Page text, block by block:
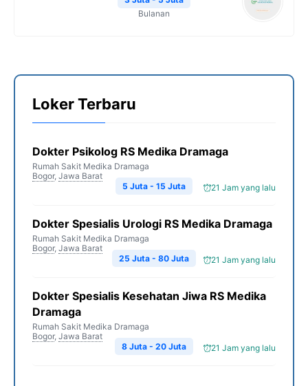
Bulanan
Loker Terbaru
Dokter Psikolog RS Medika Dramaga
Rumah Sakit Medika Dramaga
Bogor, Jawa Barat
21 Jam yang lalu
5 Juta - 15 Juta
Dokter Spesialis Urologi RS Medika Dramaga
Rumah Sakit Medika Dramaga
Bogor, Jawa Barat
21 Jam yang lalu
25 Juta - 80 Juta
Dokter Spesialis Kesehatan Jiwa RS Medika
Dramaga
Rumah Sakit Medika Dramaga
Bogor, Jawa Barat
21 Jam yang lalu
8 Juta - 20 Juta